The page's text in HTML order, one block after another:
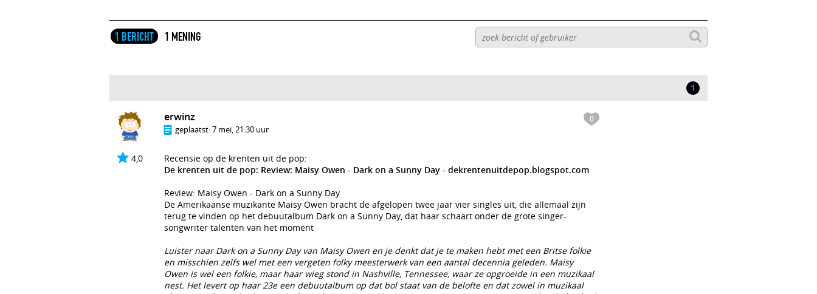
1 BERICHT 1 MENING
1
4,0
0
erwinz
geplaatst:7 mei, 21:30 uur
Recensie op de krenten uit de pop:
De krenten uit de pop: Review: Maisy Owen - Dark on a Sunny Day - dekrentenuitdepop.blogspot.com
Review: Maisy Owen - Dark on a Sunny Day
De Amerikaanse muzikante Maisy Owen bracht de afgelopen twee jaar vier singles uit, die allemaal zijn
terug te vinden op het debuutalbum Dark on a Sunny Day, dat haar schaart onder de grote singer-
songwriter talenten van het moment
Luister naar Dark on a Sunny Day van Maisy Owen en je denkt dat je te maken hebt met een Britse folkie
en misschien zelfs wel met een vergeten folky meesterwerk van een aantal decennia geleden. Maisy
Owen is wel een folkie, maar haar wieg stond in Nashville, Tennessee, waar ze opgroeide in een muzikaal
nest. Het levert op haar 23e een debuutalbum op dat bol staat van de belofte en dat zowel in muzikaal